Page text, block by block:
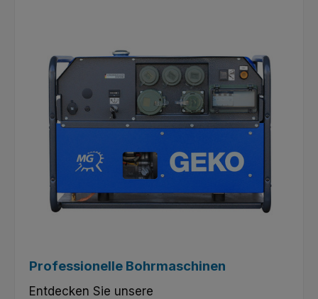
Professionelle Bohrmaschinen
Entdecken Sie unsere